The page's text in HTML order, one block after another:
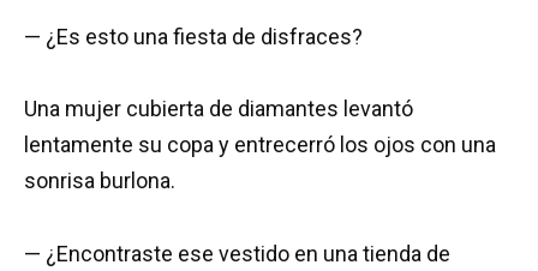
— ¿Es esto una fiesta de disfraces?
Una mujer cubierta de diamantes levantó
lentamente su copa y entrecerró los ojos con una
sonrisa burlona.
— ¿Encontraste ese vestido en una tienda de